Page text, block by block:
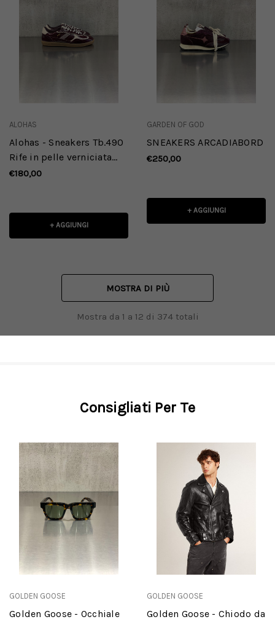
ALOHAS
Alohas - Sneakers Tb.490
Rife in pelle verniciata
bordeaux
€180,00
+ AGGIUNGI
GARDEN OF GOD
SNEAKERS ARCADIABORD
€250,00
+ AGGIUNGI
MOSTRA DI PIÙ
Mostra da 1 a 12 di 374totali
Consigliati Per Te
GOLDEN GOOSE
Golden Goose - Occhiale
GOLDEN GOOSE
Golden Goose - Chiodo da